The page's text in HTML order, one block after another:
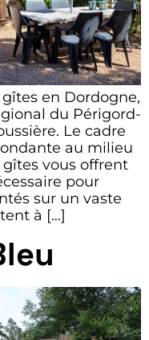
en Dordogne,
du Périgord-
Le cadre
au milieu
vous offrent
pour
sur un vaste
à […]